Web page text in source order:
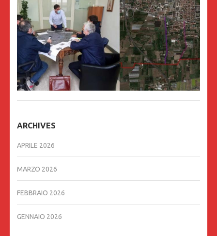
ARCHIVES
APRILE 2026
MARZO 2026
FEBBRAIO 2026
GENNAIO 2026